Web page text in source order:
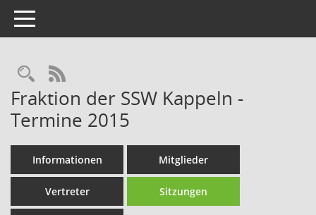
Toggle navigation
Rechercheauswahl
RSS-Feed
Fraktion der SSW Kappeln -
Termine 2015
Informationen Mitglieder
Vertreter Sitzungen